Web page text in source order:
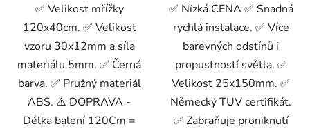
✅ Velikost mřížky
120x40cm. ✅ Velikost
vzoru 30x12mm a síla
materiálu 5mm. ✅ Černá
barva. ✅ Pružný materiál
ABS. ⚠️ DOPRAVA -
Délka balení 120Cm =
✅ Nízká CENA ✅ Snadná
rychlá instalace. ✅ Více
barevných odstínů i
propustností světla. ✅
Velikost 25x150mm. ✅
Německý TUV certifikát.
✅ Zabraňuje proniknutí